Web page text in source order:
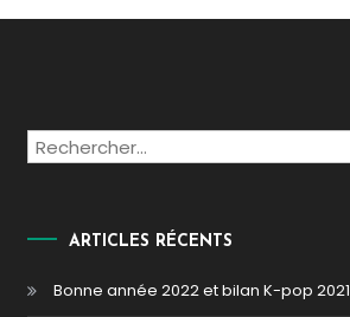
ARTICLES RÉCENTS
Bonne année 2022 et bilan K-pop 2021